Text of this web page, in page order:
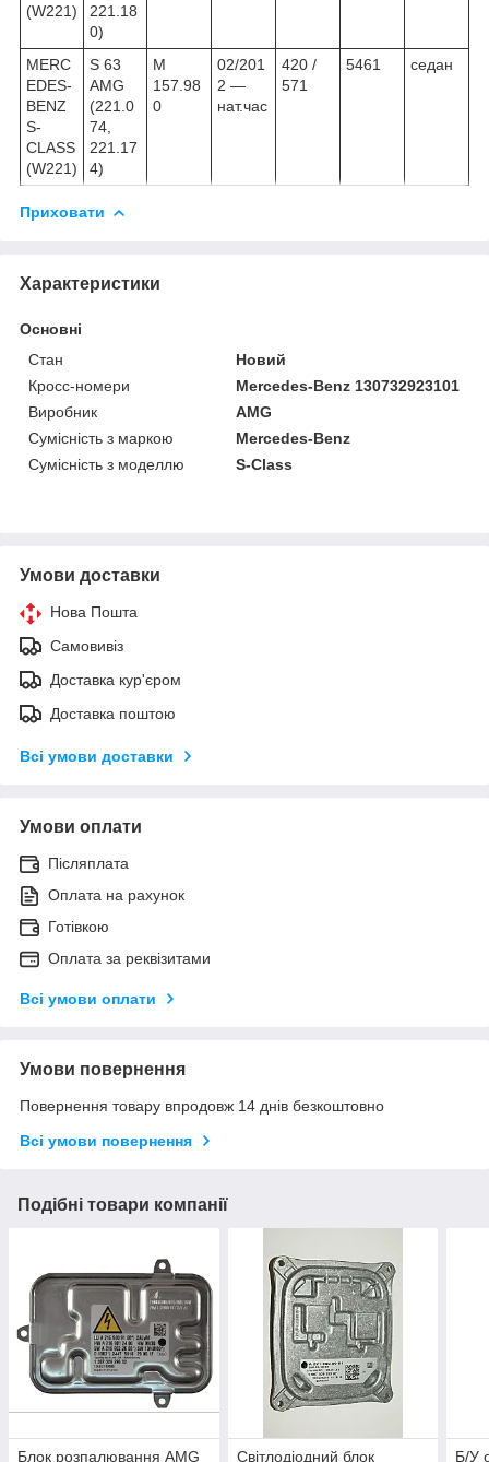
(W221)
221.18
0)
MERC
EDES-
BENZ
S-
CLASS
(W221)
S 63
AMG
(221.0
74,
221.17
4)
M
157.98
0
02/201
2 —
нат.час
420 /
571
5461 седан
Приховати
Характеристики
Основні
Стан
Новий
Кросс-номери
Mercedes-Benz 130732923101
Виробник
AMG
Сумісність з маркою
Mercedes-Benz
Сумісність з моделлю
S-Class
Умови доставки
Нова Пошта
Самовивіз
Доставка кур'єром
Доставка поштою
Всі умови доставки
Умови оплати
Післяплата
Оплата на рахунок
Готівкою
Оплата за реквізитами
Всі умови оплати
Умови повернення
Повернення товару впродовж 14 днів безкоштовно
Всі умови повернення
Подібні товари компанії
Блок розпалювання AMG
Світлодіодний блок
Б/У